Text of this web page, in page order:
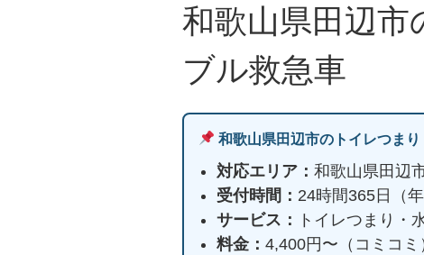
和歌山県田辺市
ブル救急車
和歌山県田辺市のトイレつま
対応エリア： 和歌山県田辺
受付時間： 24時間365日（年
サービス：
トイレつまり・
料金： 4,400円〜（コミコ